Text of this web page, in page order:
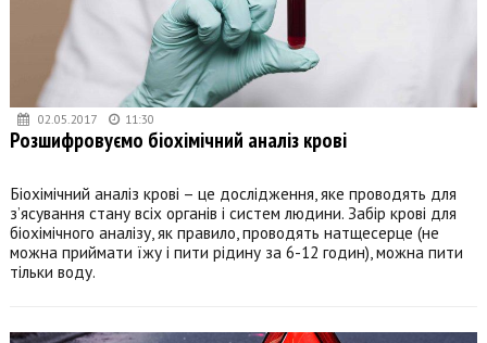
02.05.2017 11:30
Розшифровуємо біохімічний аналіз крові
Біохімічний аналіз крові – це дослідження, яке проводять для
з’ясування стану всіх органів і систем людини. Забір крові для
біохімічного аналізу, як правило, проводять натщесерце (не
можна приймати їжу і пити рідину за 6-12 годин), можна пити
тільки воду.